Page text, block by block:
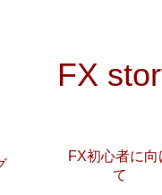
FX
FX初心者に向
て